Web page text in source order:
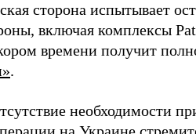
сторона испытывает
включая комплексы
времени получит
.
необходимости